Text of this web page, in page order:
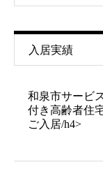
入居実績
和泉市サービ
付き高齢者住
ご入居/h4>